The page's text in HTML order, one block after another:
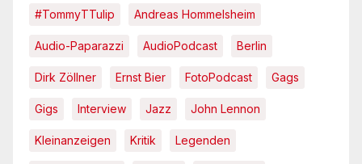
#TommyTTulip Andreas Hommelsheim
Audio-Paparazzi AudioPodcast Berlin
Dirk Zöllner Ernst Bier FotoPodcast Gags
Gigs Interview Jazz John Lennon
Kleinanzeigen Kritik Legenden